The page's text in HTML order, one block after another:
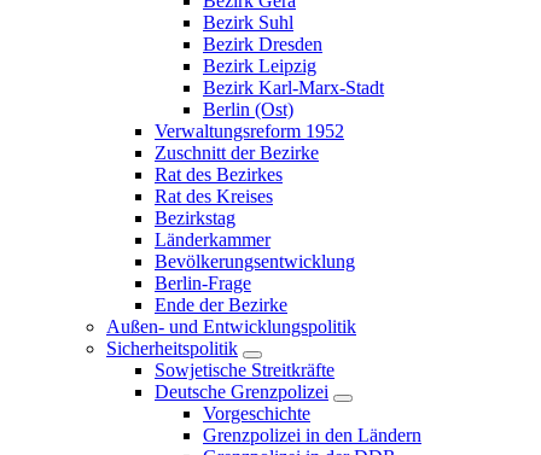
Bezirk Suhl
Bezirk Dresden
Bezirk Leipzig
Bezirk Karl-Marx-Stadt
Berlin (Ost)
Verwaltungsreform 1952
Zuschnitt der Bezirke
Rat des Bezirkes
Rat des Kreises
Bezirkstag
Länderkammer
Bevölkerungsentwicklung
Berlin-Frage
Ende der Bezirke
Außen- und Entwicklungspolitik
Sicherheitspolitik
Sowjetische Streitkräfte
Deutsche Grenzpolizei
Vorgeschichte
Grenzpolizei in den Ländern